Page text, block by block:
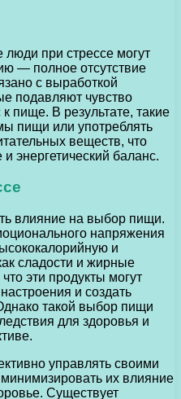
при стрессе могут
— полное отсутствие
с выработкой
подавляют чувство
пище. В результате, такие
пищи или употреблять
веществ, что
энергетический баланс.
влияние на выбор пищи.
напряжения
и
сладости и жирные
эти продукты могут
и создать
такой выбор пищи
для здоровья и
управлять своими
их влияние
Существует